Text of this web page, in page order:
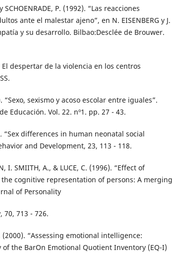
SCHOENRADE, P. (1992). “Las reacciones
ante el malestar ajeno”, en N. EISENBERG y J.
y su desarrollo. Bilbao:Desclée de Brouwer.
El despertar de la violencia en los centros
“Sexo, sexismo y acoso escolar entre iguales”.
Educación. Vol. 22. nº1. pp. 27 - 43.
“Sex differences in human neonatal social
and Development, 23, 113 - 118.
I. SMIITH, A., & LUCE, C. (1996). “Effect of
cognitive representation of persons: A merging
of Personality
70, 713 - 726.
(2000). “Assessing emotional intelligence:
the BarOn Emotional Quotient Inventory (EQ-I)